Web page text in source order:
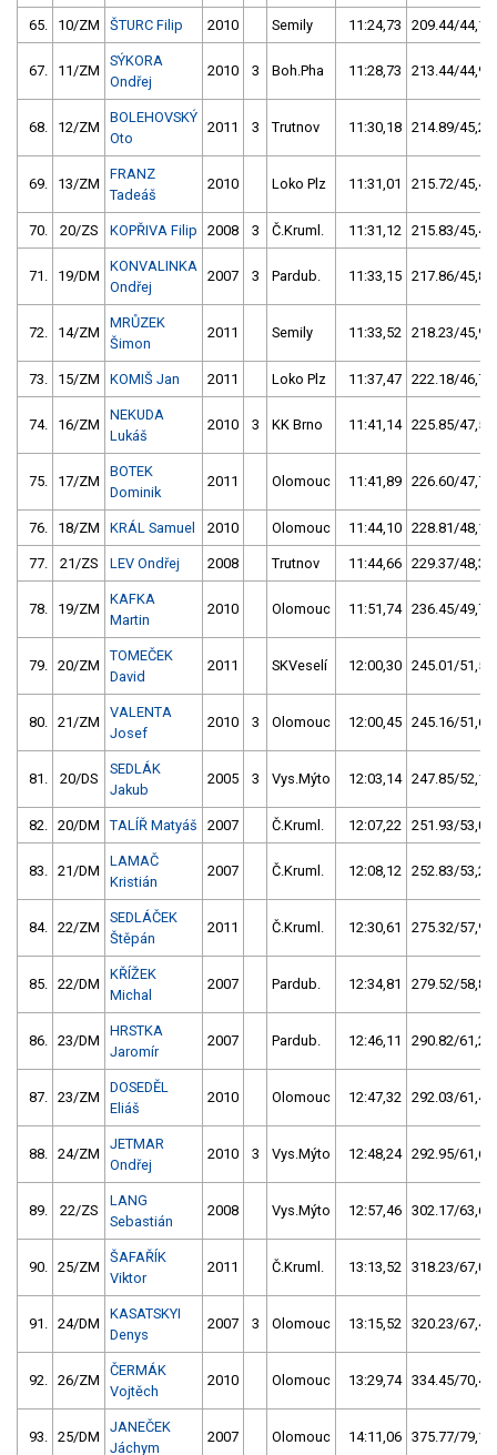
65. 10/ZM ŠTURC Filip 2010 Semily 11:24,73 209.44/44,1
67. 11/ZM
SÝKORA
Ondřej
2010 3 Boh.Pha 11:28,73 213.44/44,9
68. 12/ZM
BOLEHOVSKÝ
Oto
2011 3 Trutnov 11:30,18 214.89/45,2
69. 13/ZM
FRANZ
Tadeáš
2010 Loko Plz 11:31,01 215.72/45,4
70. 20/ZS KOPŘIVA Filip 2008 3 Č.Kruml. 11:31,12 215.83/45,4
71. 19/DM
KONVALINKA
Ondřej
2007 3 Pardub. 11:33,15 217.86/45,8
72. 14/ZM
MRŮZEK
Šimon
2011 Semily 11:33,52 218.23/45,9
73. 15/ZM KOMIŠ Jan 2011 Loko Plz 11:37,47 222.18/46,7
74. 16/ZM
NEKUDA
Lukáš
2010 3 KK Brno 11:41,14 225.85/47,5
75. 17/ZM
BOTEK
Dominik
2011 Olomouc 11:41,89 226.60/47,7
76. 18/ZM KRÁL Samuel 2010 Olomouc 11:44,10 228.81/48,1
77. 21/ZS LEV Ondřej 2008 Trutnov 11:44,66 229.37/48,3
78. 19/ZM
KAFKA
Martin
2010 Olomouc 11:51,74 236.45/49,7
79. 20/ZM
TOMEČEK
David
2011 SKVeselí 12:00,30 245.01/51,5
80. 21/ZM
VALENTA
Josef
2010 3 Olomouc 12:00,45 245.16/51,6
81. 20/DS
SEDLÁK
Jakub
2005 3 Vys.Mýto 12:03,14 247.85/52,1
82. 20/DM TALÍŘ Matyáš 2007 Č.Kruml. 12:07,22 251.93/53,0
83. 21/DM
LAMAČ
Kristián
2007 Č.Kruml. 12:08,12 252.83/53,2
84. 22/ZM
SEDLÁČEK
Štěpán
2011 Č.Kruml. 12:30,61 275.32/57,9
85. 22/DM
KŘÍŽEK
Michal
2007 Pardub. 12:34,81 279.52/58,8
86. 23/DM
HRSTKA
Jaromír
2007 Pardub. 12:46,11 290.82/61,2
87. 23/ZM
DOSEDĚL
Eliáš
2010 Olomouc 12:47,32 292.03/61,4
88. 24/ZM
JETMAR
Ondřej
2010 3 Vys.Mýto 12:48,24 292.95/61,6
89. 22/ZS
LANG
Sebastián
2008 Vys.Mýto 12:57,46 302.17/63,6
90. 25/ZM
ŠAFAŘÍK
Viktor
2011 Č.Kruml. 13:13,52 318.23/67,0
91. 24/DM
KASATSKYI
Denys
2007 3 Olomouc 13:15,52 320.23/67,4
92. 26/ZM
ČERMÁK
Vojtěch
2010 Olomouc 13:29,74 334.45/70,4
93. 25/DM
JANEČEK
Jáchym
2007 Olomouc 14:11,06 375.77/79,1